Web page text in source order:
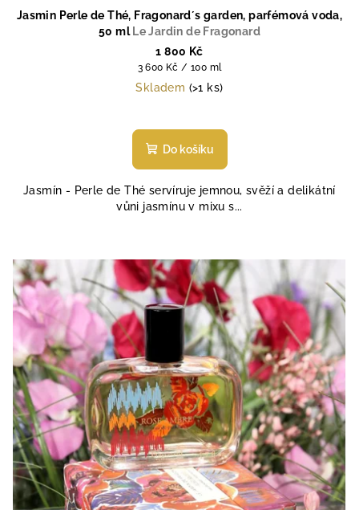
Jasmin Perle de Thé, Fragonard´s garden, parfémová voda,
50 ml Le Jardin de Fragonard
1 800 Kč
Měrná
cena:
3 600 Kč / 100 ml
Skladem (>1 ks)
hodnocení
produktu
z
5
Do košíku
Jasmín - Perle de Thé servíruje jemnou, svěží a delikátní
vůni jasmínu v mixu s...